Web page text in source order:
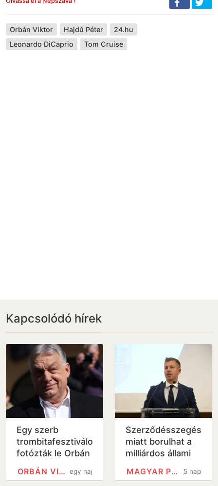
Orbán Viktor Hajdú Péter
24.hu
Leonardo DiCaprio
Tom Cruise
Kapcsolódó hírek
Egy szerb
trombitafesztiválon
fotózták le Orbán
Viktort
egy nap
ORBÁN VIKTOR
Szerződésszegés
miatt borulhat a
milliárdos állami
összeget
5 nap
MAGYAR PÉTER